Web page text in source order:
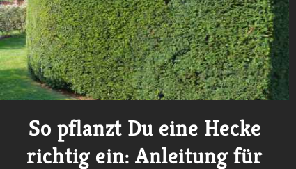
So pflanzt Du eine Hecke
richtig ein: Anleitung für